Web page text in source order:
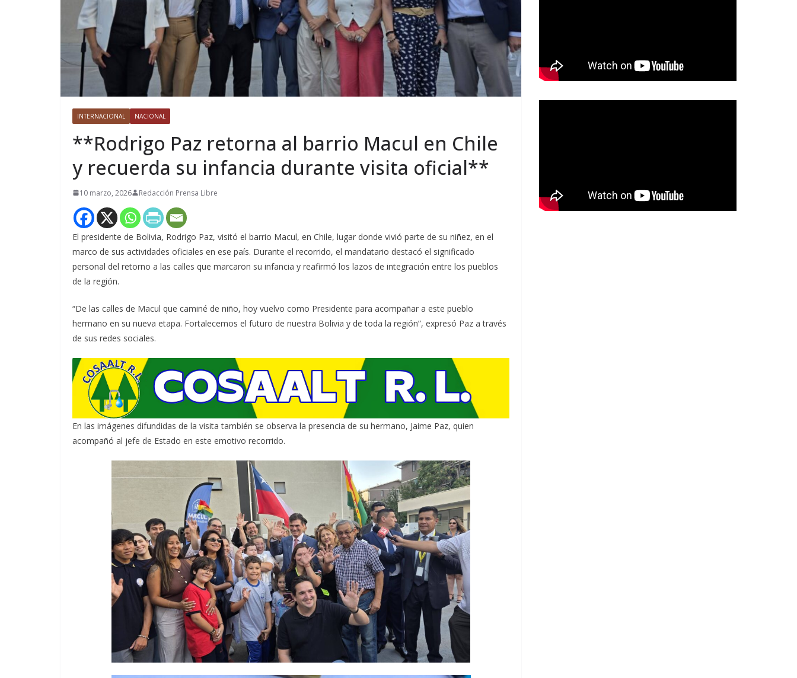
INTERNACIONAL NACIONAL
**Rodrigo Paz retorna al barrio Macul en Chile
y recuerda su infancia durante visita oficial**
10 marzo, 2026 Redacción Prensa Libre
El presidente de Bolivia, Rodrigo Paz, visitó el barrio Macul, en Chile, lugar donde vivió parte de su niñez, en el
marco de sus actividades oficiales en ese país. Durante el recorrido, el mandatario destacó el significado
personal del retorno a las calles que marcaron su infancia y reafirmó los lazos de integración entre los pueblos
de la región.
“De las calles de Macul que caminé de niño, hoy vuelvo como Presidente para acompañar a este pueblo
hermano en su nueva etapa. Fortalecemos el futuro de nuestra Bolivia y de toda la región”, expresó Paz a través
de sus redes sociales.
En las imágenes difundidas de la visita también se observa la presencia de su hermano, Jaime Paz, quien
acompañó al jefe de Estado en este emotivo recorrido.